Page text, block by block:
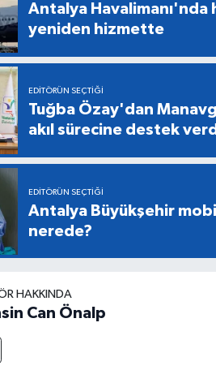
Antalya
yeniden hizmette
EDITÖRÜN SEÇTIĞI
Tuğba Özay'dan
akıl sürecine destek
EDITÖRÜN SEÇTIĞI
Antalya Büyükşehir
nerede?
HAKKINDA
Can Önalp